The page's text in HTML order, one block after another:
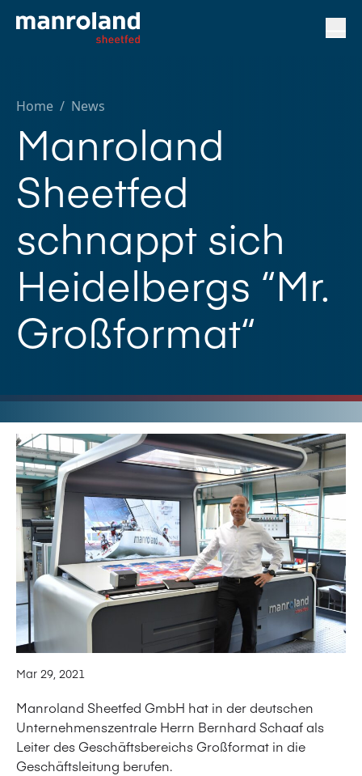
Home / News
Manroland
Sheetfed
schnappt sich
Heidelbergs “Mr.
Großformat“
Mar 29, 2021
Manroland Sheetfed GmbH hat in der deutschen
Unternehmenszentrale Herrn Bernhard Schaaf als
Leiter des Geschäftsbereichs Großformat in die
Geschäftsleitung berufen.